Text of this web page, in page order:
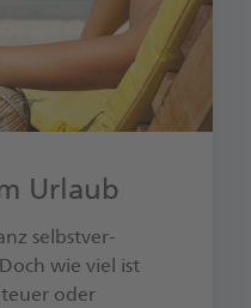
Urlaub
selbst­ver­
wie viel ist
oder